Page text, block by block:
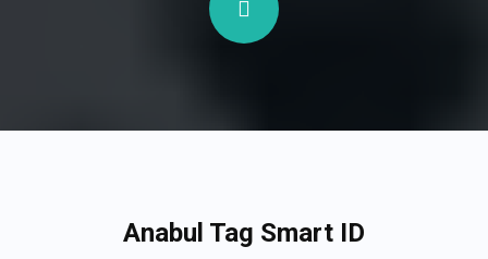
Anabul Tag Smart ID